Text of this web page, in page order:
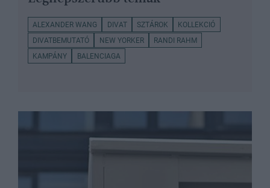
ALEXANDER WANG DIVAT SZTÁROK
KOLLEKCIÓ
DIVATBEMUTATÓ
NEW YORKER
RANDI RAHM
KAMPÁNY
BALENCIAGA